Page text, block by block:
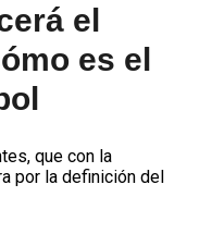
el
es el
que con la
por la definición del